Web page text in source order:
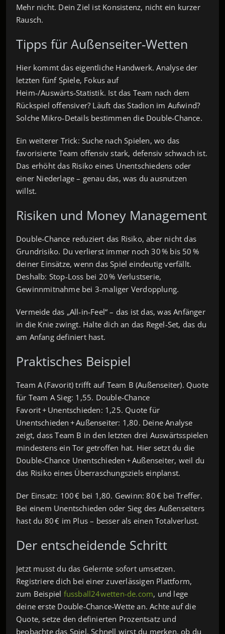
Mehr nicht. Dein Ziel ist Konsistenz, nicht ein kurzer
Rausch.
Tipps für Außenseiter‑Wetten
Hier kommt das eigentliche Handwerk. Analyse der
letzten fünf Spiele, Fokus auf
Heim‑/Auswärts‑Statistik. Ist das Team nach dem
Rückspiel offensiver? Läuft das Stadion im Aufwind?
Solche Mikro‑Details bestimmen die Double‑Chance.
Ein weiterer Trick: Suche nach Spielen, wo das
favorisierte Team offensiv stark, defensiv schwach ist.
Das erhöht das Risiko eines Unentschiedens oder
einer Niederlage – genau das, was du ausnutzen
willst.
Risiken und Money Management
Double‑Chance reduziert das Risiko, aber nicht das
Grundrisiko. Du verlierst immer noch 30 % bis 50 %
deiner Einsätze, wenn das Spiel eindeutig verfällt.
Deshalb: Stop‑Loss bei 20 % Verlustserie,
Gewinnmitnahme bei 3‑maliger Verdopplung.
Vermeide das „All‑in‑Feel“ – das ist das, was Anfänger
in die Knie zwingt. Halte dich an das Regel‑Set, das du
am Anfang definiert hast.
Praktisches Beispiel
Team A (Favorit) trifft auf Team B (Außenseiter). Quote
für Team A Sieg: 1,55. Double‑Chance
Favorit + Unentschieden: 1,25. Quote für
Unentschieden + Außenseiter: 1,80. Deine Analyse
zeigt, dass Team B in den letzten drei Auswärtsspielen
mindestens ein Tor getroffen hat. Hier setzt du die
Double‑Chance Unentschieden + Außenseiter, weil du
das Risiko eines Überraschungsziels einplanst.
Der Einsatz: 100 € bei 1,80. Gewinn: 80 € bei Treffer.
Bei einem Unentschieden oder Sieg des Außenseiters
hast du 80 € im Plus – besser als einen Totalverlust.
Der entscheidende Schritt
Jetzt musst du das Gelernte sofort umsetzen.
Registriere dich bei einer zuverlässigen Plattform,
zum Beispiel fussball24wetten-de.com, und lege
deine erste Double‑Chance‑Wette an. Achte auf die
Quote, setze den definierten Prozentsatz und
beobachte das Spiel. Schnell wirst du merken, ob du